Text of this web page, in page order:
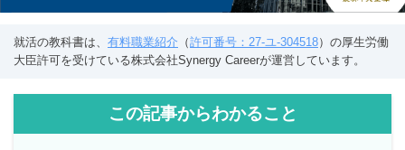
就活の教科書は、 有料職業紹介 （許可番号：27-ユ-304518）の厚生労働
大臣許可を受けている株式会社Synergy Careerが運営しています。
この記事からわかること